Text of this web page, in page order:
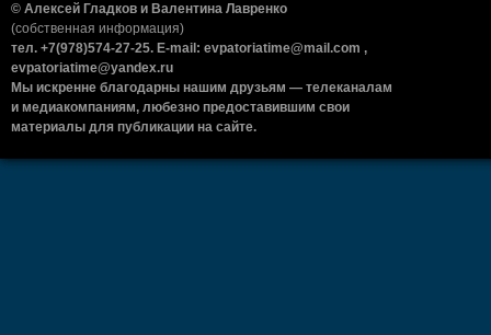
© Алексей Гладков и Валентина Лавренко
(собственная информация)
тел. +7(978)574-27-25. E-mail: evpatoriatime@mail.com ,
evpatoriatime@yandex.ru
Мы искренне благодарны нашим друзьям — телеканалам
и медиакомпаниям, любезно предоставившим свои
материалы для публикации на сайте.